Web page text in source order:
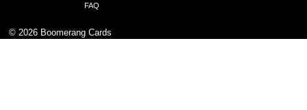
FAQ
© 2026 Boomerang Cards